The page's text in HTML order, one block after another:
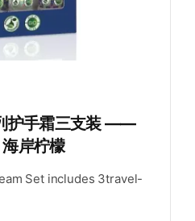
护手霜三支装 ——
岸柠檬
Set includes 3travel-